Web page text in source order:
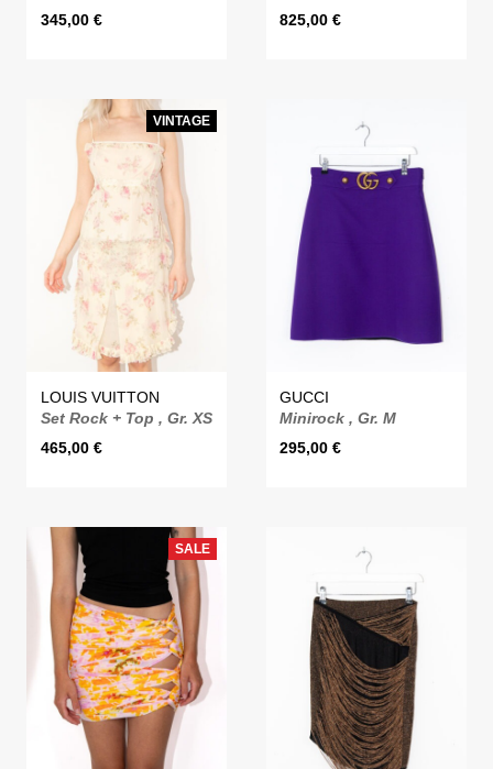
345,00 €
825,00€
VINTAGE
LOUIS VUITTON
Set Rock + Top , Gr. XS
465,00 €
GUCCI
Minirock , Gr. M
295,00€
SALE